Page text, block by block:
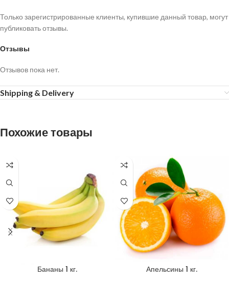
Отзывы
Отзывов пока нет.
Только зарегистрированные клиенты, купившие данный товар, могут
публиковать отзывы.
Shipping & Delivery
Похожие товары
Бананы 1 кг. Апельсины 1 кг.